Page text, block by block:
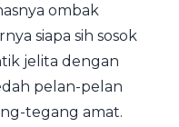
ombak
siapa sih sosok
jelita dengan
pelan-pelan
tegang amat.